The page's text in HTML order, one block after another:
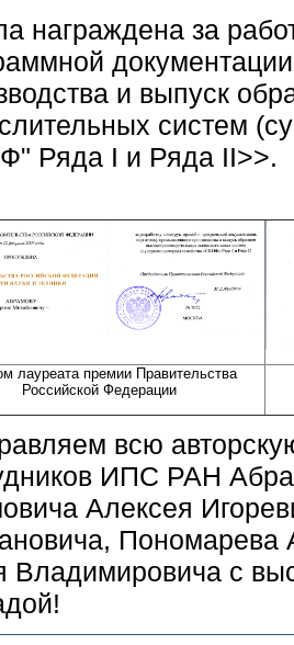
награждена за
и выпуск
систем
Ряда I и Ряда II>>.
лауреата премии Правительства
Российской Федерации
всю
ИПС РАН
аАлексея
а, Пономарева
Владимировича с